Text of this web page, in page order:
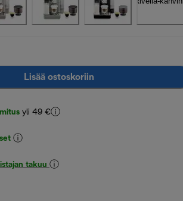
Lisää ostoskoriin
yli 49 €
takuu